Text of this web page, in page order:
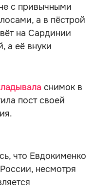
с привычными
а в пёстрой
на Сардинии
а её внуки
снимок в
пост своей
что Евдокименко
несмотря